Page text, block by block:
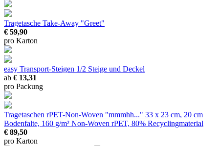
Tragetasche Take-Away "Greet"
€ 59,90
pro Karton
easy Transport-Steigen 1/2 Steige und Deckel
ab € 13,31
pro Packung
Tragetaschen rPET-Non-Woven "mmmhh..." 33 x 23 cm, 20 cm
Bodenfalte, 160 g/m² Non-Woven rPET, 80% Recyclingmaterial
€ 89,50
pro Karton